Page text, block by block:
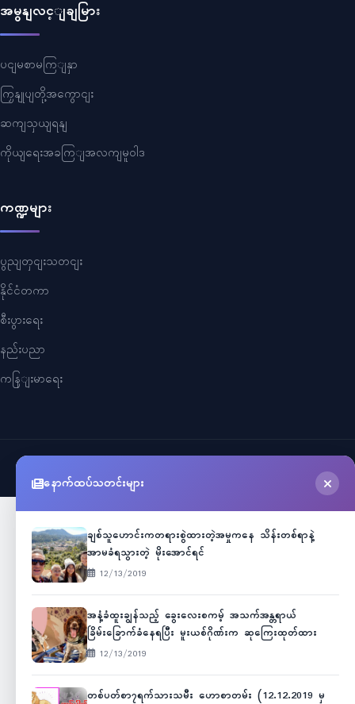
အမွနျလင့ျချမြား
ပငျမစာမကြျနှာ
ကြှနျုပျတို့အကွောငျး
ဆကျသှယျရနျ
ကိုယျရေးအခကြျအလကျမူဝါဒ
ကဏ္ဍများ
ပွညျတှငျးသတငျး
နိုင်ငံတကာ
စီးပွားရေး
နည်းပညာ
ကနြျးမာရေး
နောက်ထပ်သတင်းများ
ချစ်သူဟောင်းကတရားစွဲထားတဲ့အမှုကနေ သိန်းတစ်ရာနဲ့
အာမခံရသွားတဲ့ မိုးအောင်ရင်
12/13/2019
အနံ့ခံထူးချွန်သည့် ခွေးလေးစကမ့် အသက်အန္တရာယ်
ခြိမ်းခြောက်ခံနေရပြီး မူးယစ်ဂိုဏ်းက ဆုကြေးထုတ်ထား
12/13/2019
တစ်ပတ်စာ၇ရက်သားသမီး ဟောစာတမ်း (12.12.2019 မှ